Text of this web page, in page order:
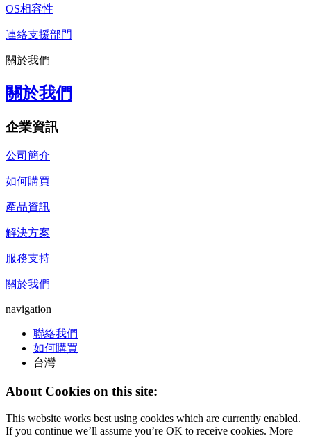
OS相容性
連絡支援部門
關於我們
關於我們
企業資訊
公司簡介
如何購買
產品資訊
解決方案
服務支持
關於我們
navigation
聯絡我們
如何購買
台灣
About Cookies on this site:
This website works best using cookies which are currently enabled.
If you continue we’ll assume you’re OK to receive cookies. More